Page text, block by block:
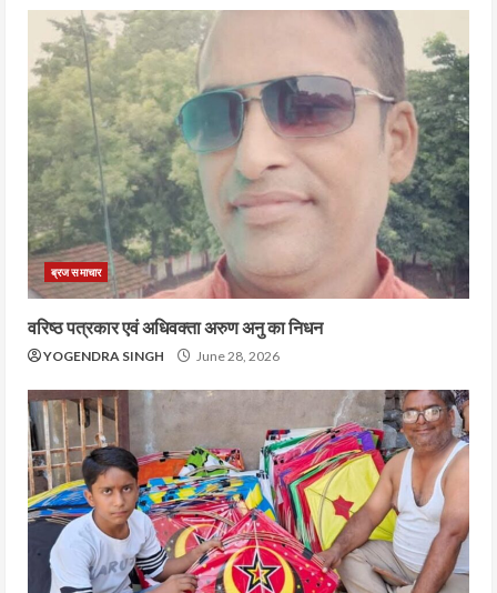
ब्रज समाचार
वरिष्ठ पत्रकार एवं अधिवक्ता अरुण अनु का निधन
YOGENDRA SINGH June 28, 2026